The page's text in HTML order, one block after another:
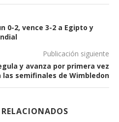
0-2, vence 3-2 a Egipto y
Publicación siguiente
y avanza por primera vez
las semifinales de Wimbledon